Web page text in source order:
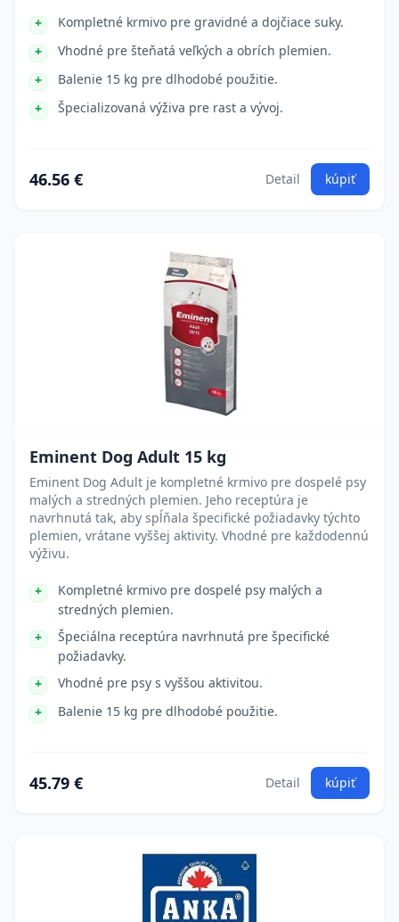
Kompletné krmivo pre gravidné a dojčiace suky.
Vhodné pre šteňatá veľkých a obrích plemien.
Balenie 15 kg pre dlhodobé použitie.
Špecializovaná výživa pre rast a vývoj.
46.56 € Detail kúpiť
Eminent Dog Adult 15 kg
Eminent Dog Adult je kompletné krmivo pre dospelé psy
malých a stredných plemien. Jeho receptúra je
navrhnutá tak, aby spĺňala špecifické požiadavky týchto
plemien, vrátane vyššej aktivity. Vhodné pre každodennú
výživu.
Kompletné krmivo pre dospelé psy malých a
stredných plemien.
Špeciálna receptúra navrhnutá pre špecifické
požiadavky.
Vhodné pre psy s vyššou aktivitou.
Balenie 15 kg pre dlhodobé použitie.
45.79 € Detail kúpiť